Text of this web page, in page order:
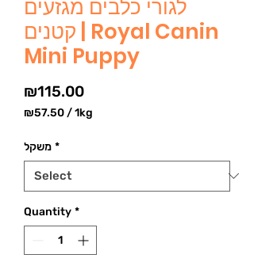
לגורי כלבים מגזעים
קטנים | Royal Canin
Mini Puppy
₪115.00Price
₪57.50/1kg
per
1
Kilogram
משקל *
Quantity *